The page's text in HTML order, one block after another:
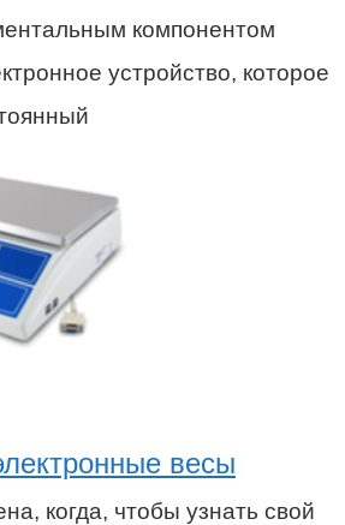
компонентом
устройство, которое
весы
когда, чтобы узнать свой